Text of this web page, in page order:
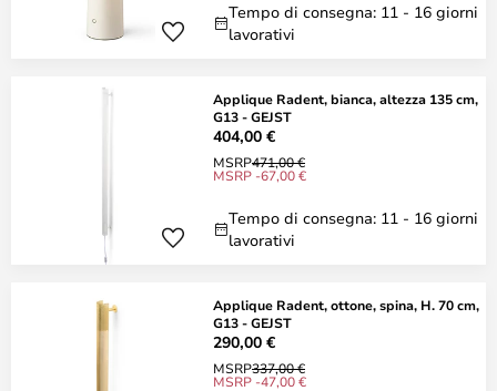
Tempo di consegna: 11 - 16 giorni
lavorativi
Applique Radent, bianca, altezza 135 cm,
G13 - GEJST
404,00 €
MSRP471,00 €
MSRP -67,00 €
Tempo di consegna: 11 - 16 giorni
lavorativi
Applique Radent, ottone, spina, H. 70 cm,
G13 - GEJST
290,00 €
MSRP337,00 €
MSRP -47,00 €